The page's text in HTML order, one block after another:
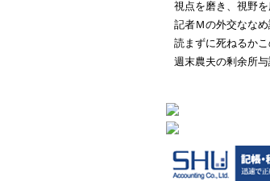
視点を磨き、視野
記者Ｍの外交なな
読まずに死ねるか
週末農夫の剰余所